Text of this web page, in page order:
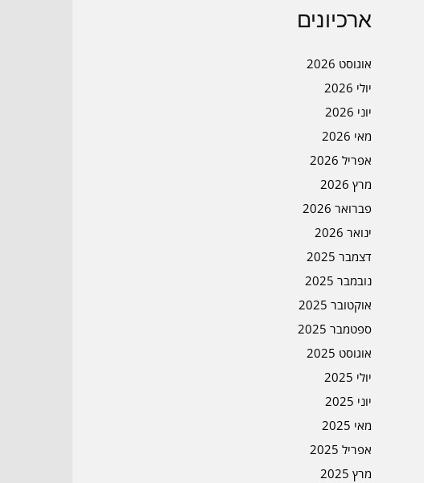
ארכיונים
אוגוסט 2026
יולי 2026
יוני 2026
מאי 2026
אפריל 2026
מרץ 2026
פברואר 2026
ינואר 2026
דצמבר 2025
נובמבר 2025
אוקטובר 2025
ספטמבר 2025
אוגוסט 2025
יולי 2025
יוני 2025
מאי 2025
אפריל 2025
מרץ 2025